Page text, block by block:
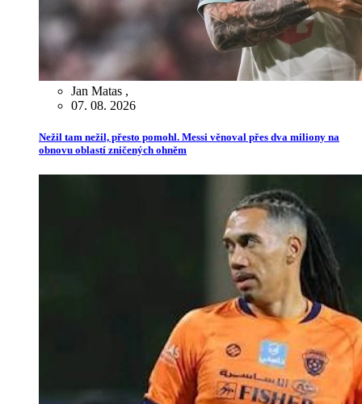
Jan Matas ,
07. 08. 2026
Nežil tam nežil, přesto pomohl. Messi věnoval přes dva miliony na
obnovu oblastí zničených ohněm